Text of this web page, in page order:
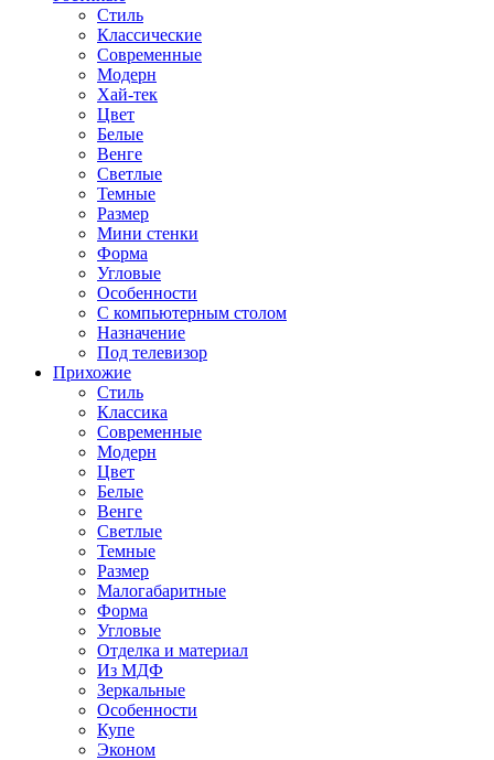
Стиль
Классические
Современные
Модерн
Хай-тек
Цвет
Белые
Венге
Светлые
Темные
Размер
Мини стенки
Форма
Угловые
Особенности
С компьютерным столом
Назначение
Под телевизор
Прихожие
Стиль
Классика
Современные
Модерн
Цвет
Белые
Венге
Светлые
Темные
Размер
Малогабаритные
Форма
Угловые
Отделка и материал
Из МДФ
Зеркальные
Особенности
Купе
Эконом